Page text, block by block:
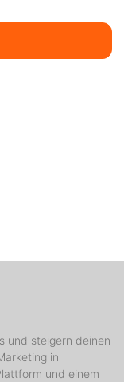
und steigern deinen
in
und einem